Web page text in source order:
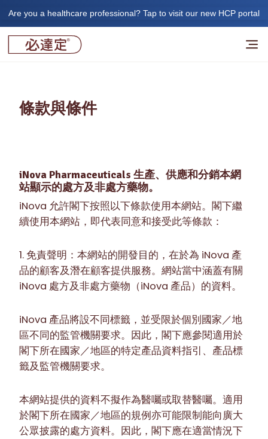
Are you a healthcare professional? Tap to visit our new HCP portal
條款與條件
iNova Pharmaceuticals 生產、供應和分銷本網
站顯示的處方及非處方藥物。
iNova 允許閣下按照以下條款使用本網站。閣下繼
續使用本網站，即代表同意和接受此等條款：
1. 免責聲明：本網站的開發目的，在於為 iNova 產
品的顧客及潛在顧客提供服務。網站當中涵蓋有關
iNova 處方及非處方藥物（iNova 產品）的資料。
iNova 產品將設不同標籤，並受限於個別國家／地
區不同的監管機關要求。因此，閣下應參閱適用於
閣下所在國家／地區的特定產品資料指引、產品標
籤及監管機關要求。
本網站提供的資料不擬作為醫囑或取替醫囑。適用
於閣下所在國家／地區的規例亦可能限制能向廣大
公眾披露的處方資料。因此，閣下應在適當情況下